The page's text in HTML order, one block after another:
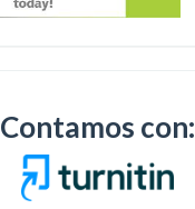
Contamos con: